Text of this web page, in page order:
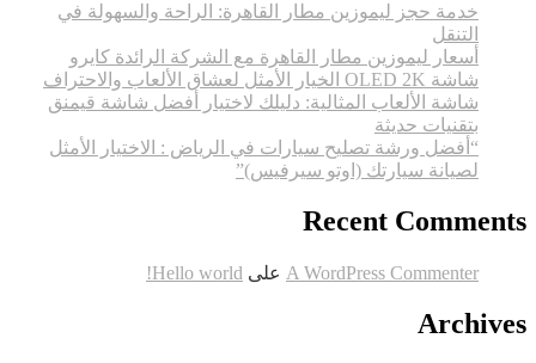
خدمة حجز ليموزين مطار القاهرة: الراحة والسهولة في
التنقل
أسعار ليموزين مطار القاهرة مع الشركة الرائدة كايرو
شاشة OLED 2K الخيار الأمثل لعشاق الألعاب والاحتراف
شاشة الألعاب المثالية: دليلك لاختيار أفضل شاشة قيمنق
بتقنيات حديثة
“أفضل ورشة تصليح سيارات في الرياض : الاختيار الأمثل
لصيانة سيارتك (اوتو سيرفيس)”
Recent Comments
A WordPress Commenter على Hello world!
Archives